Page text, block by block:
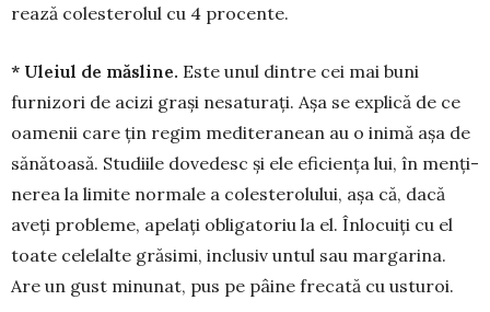
rea­ză coles­terolul cu 4 procente.
* Uleiul de măs­li­ne. Este unul dintre cei mai buni
furnizori de acizi grași nesaturați. Așa se explică de ce
oa­menii ca­re țin regim me­ditera­ne­an au o inimă așa de
sănătoa­să. Stu­diile do­vedesc și ele eficiența lui, în men­ți­
nerea la limite normale a coles­te­ro­lu­lui, așa că, dacă
aveți pro­ble­me, ape­lați obli­gatoriu la el. Înlo­cuiți cu el
toate celelalte grăsimi, in­clu­siv un­tul sau margarina.
Are un gust minu­nat, pus pe pâine frecată cu usturoi.